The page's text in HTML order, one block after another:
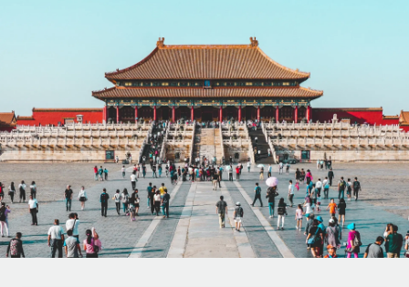
Ingewikkelde HR-taken eenvoudig uitbesteden
INFRASTRUCTUUR
Remote Embedded
HR naadloos in workflows integreren
Platform
Ingebouwde essentiële HR-functies voor je team
Start-ups
Flexibele global HR en payroll solutions voor groeiende
bedrijven
Mid-market
Teams uitbreiden met HR solutions op maat
Enterprise
Global HR voor grote bedrijven
Ontdek valuta-opties en betaalsnelheden voor
internationale zzp'ers
LEREN MET REMOTE
Onderzoek en gidsen
Casestudy's
HR-woordenlijst
Checklists en templates
Deutsch
Español
Italiano
Português (Portugal)